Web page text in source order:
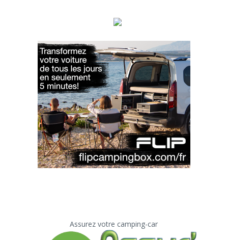
Assurez votre camping-car